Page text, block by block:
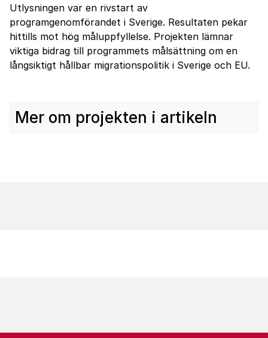
Utlysningen var en rivstart av
programgenomförandet i Sverige. Resultaten pekar
hittills mot hög måluppfyllelse. Projekten lämnar
viktiga bidrag till programmets målsättning om en
långsiktigt hållbar migrationspolitik i Sverige och EU.
Mer om projekten i artikeln